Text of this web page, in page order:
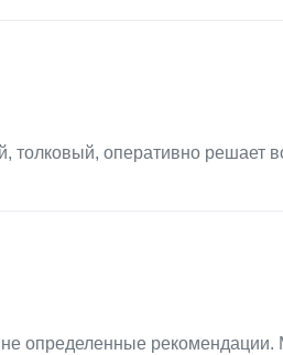
толковый, оперативно решает
определенные